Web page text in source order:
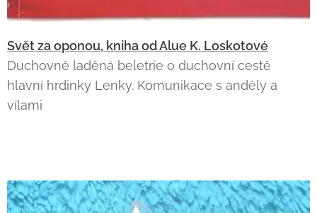
Svět za oponou, kniha od Alue K. Loskotové
Duchovně laděná beletrie o duchovní cestě
hlavní hrdinky Lenky. Komunikace s anděly a
vílami